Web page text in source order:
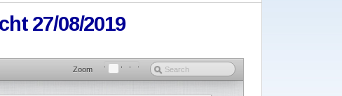
27/08/2019
Zoom